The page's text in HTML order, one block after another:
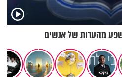
מהערות של אנשים